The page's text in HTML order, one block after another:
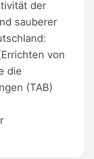
der
sauberer
von
die
(TAB)